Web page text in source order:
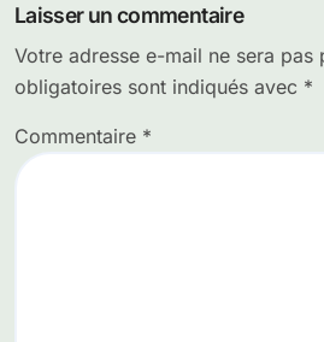
Laisser un commentaire
Votre adresse e-mail ne sera pas
obligatoires sont indiqués avec *
Commentaire *